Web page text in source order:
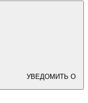
УВЕДОМИТЬ О